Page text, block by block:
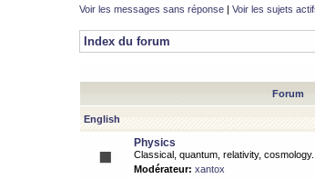
Voir les messages sans réponse | Voir les sujets
Index du forum
Forum
English
Physics
Classical, quantum, relativity, cosmology..
Modérateur: xantox